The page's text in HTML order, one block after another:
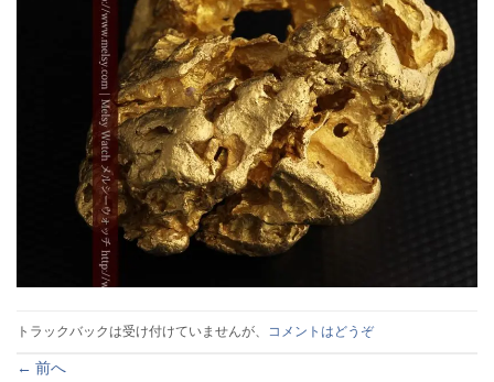
トラックバックは受け付けていませんが、 コメントはどうぞ
← 前へ